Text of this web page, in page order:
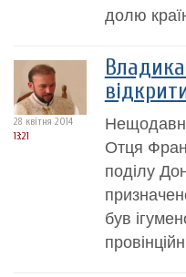
долю
28 квітня 2014
13:21
Отця
поділу
був